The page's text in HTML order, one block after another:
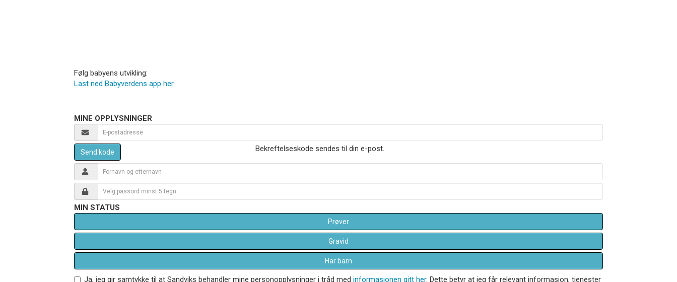
Følg babyens utvikling:
Last ned Babyverdens app her
MINE OPPLYSNINGER
Send kode Bekreftelseskode sendes til din e-post.
MIN STATUS
Prøver
Gravid
Har barn
Ja, jeg gir samtykke til at Sandviks behandler mine personopplysninger i tråd med informasjonen gitt her. Dette betyr at jeg får relevant informasjon, tjenester